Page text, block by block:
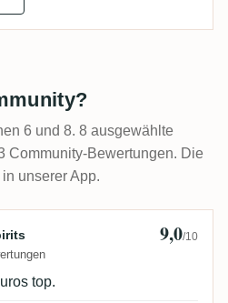
6 und 8. 8 ausgewählte
Community-Bewertungen. Die
unserer App.
Selected Spirits
9,0/10
top.